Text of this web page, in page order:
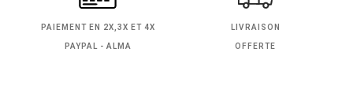
PAIEMENT EN 2X,3X ET 4X
PAYPAL - ALMA
LIVRAISON
OFFERTE